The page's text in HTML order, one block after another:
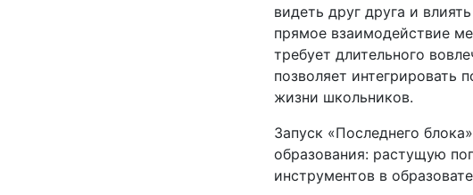
видеть друг друга и
прямое взаимодействие
требует длительного
позволяет интегрировать
жизни школьников.
Запуск «Последнего
образования: растущую
инструментов в